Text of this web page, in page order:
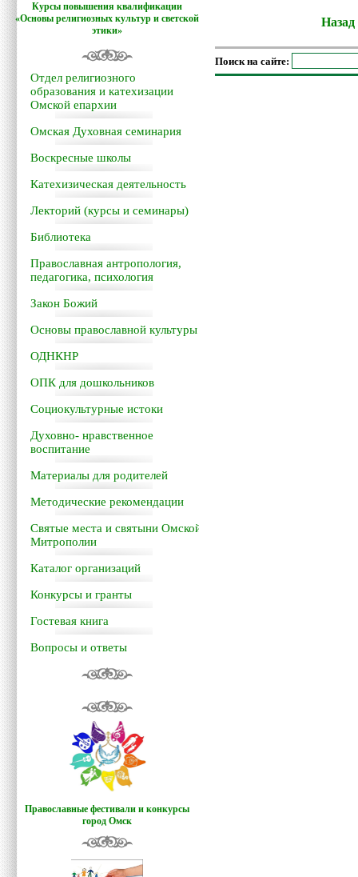
Курсы повышения квалификации
«Основы религиозных культур и светской
этики»
Отдел религиозного
образования и катехизации
Омской епархии
Омская Духовная семинария
Воскресные школы
Катехизическая деятельность
Лекторий (курсы и семинары)
Библиотека
Православная антропология,
педагогика, психология
Закон Божий
Основы православной культуры
ОДНКНР
ОПК для дошкольников
Социокультурные истоки
Духовно- нравственное
воспитание
Материалы для родителей
Методические рекомендации
Святые места и святыни Омской
Митрополии
Каталог организаций
Конкурсы и гранты
Гостевая книга
Вопросы и ответы
Православные фестивали и конкурсы
город Омск
Поиск на сайте: